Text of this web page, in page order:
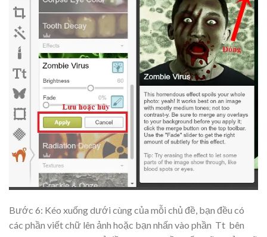
Bước 6: Kéo xuống dưới cùng của mỗi chủ đề, bạn đều có
các phần viết chữ lên ảnh hoặc bạn nhấn vào phần Tt bên